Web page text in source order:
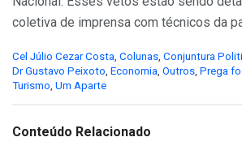
coletiva de imprensa com técnicos da
C
a
t
o
Cel Júlio Cezar Costa Colunas Conjuntura
Dr Gustavo Peixoto Economia Outros Prega
Turismo Um Aparte
Conteúdo Relacionado